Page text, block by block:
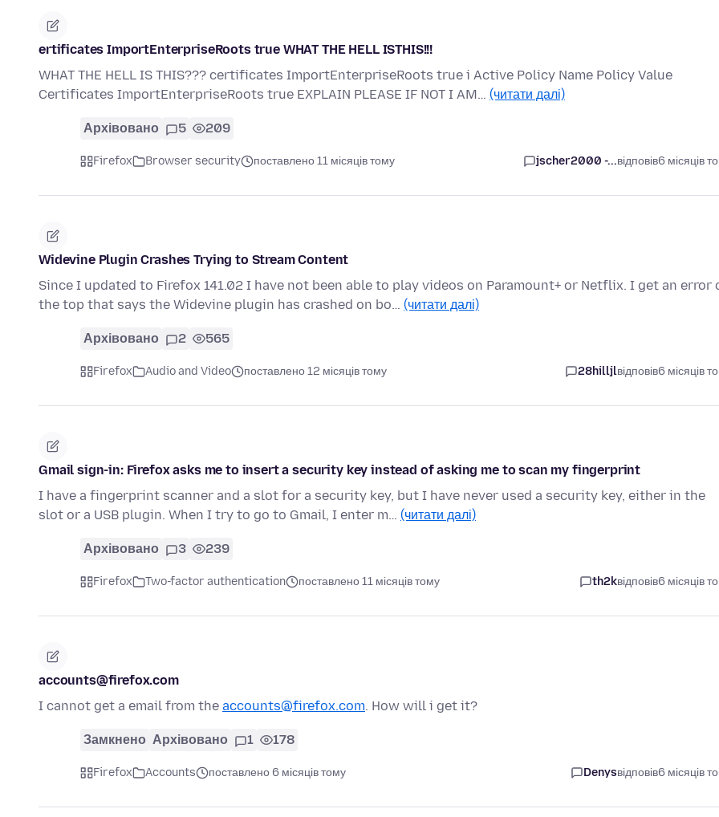
ertificates ImportEnterpriseRoots true WHAT THE HELL ISTHIS!!!
WHAT THE HELL IS THIS??? certificates ImportEnterpriseRoots true i Active Policy Name Policy Value
Certificates ImportEnterpriseRoots true EXPLAIN PLEASE IF NOT I AM… (читати далі)
Архівовано 5 209
Firefox Browser security поставлено 11 місяців тому jscher2000 -...відповів6 місяців
Widevine Plugin Crashes Trying to Stream Content
Since I updated to Firefox 141.02 I have not been able to play videos on Paramount+ or Netflix. I get an error
the top that says the Widevine plugin has crashed on bo… (читати далі)
Архівовано 2 565
Firefox Audio and Video поставлено 12 місяців тому 28hilljlвідповів6 місяців
Gmail sign-in: Firefox asks me to insert a security key instead of asking me to scan my fingerprint
I have a fingerprint scanner and a slot for a security key, but I have never used a security key, either in the
slot or a USB plugin. When I try to go to Gmail, I enter m… (читати далі)
Архівовано 3 239
Firefox Two-factor authentication поставлено 11 місяців тому th2kвідповів6 місяців
accounts@firefox.com
I cannot get a email from the accounts@firefox.com. How will i get it?
Замкнено Архівовано 1 178
Firefox Accounts поставлено 6 місяців тому Denysвідповів6 місяців